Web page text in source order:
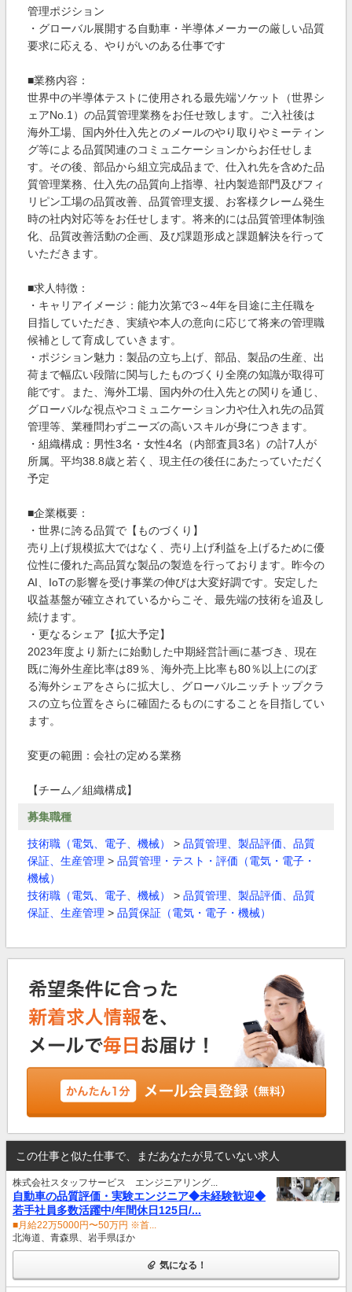
管理ポジション
・グローバル展開する自動車・半導体メーカーの厳しい品質
要求に応える、やりがいのある仕事です
■業務内容：
世界中の半導体テストに使用される最先端ソケット（世界シ
ェアNo.1）の品質管理業務をお任せ致します。ご入社後は
海外工場、国内外仕入先とのメールのやり取りやミーティン
グ等による品質関連のコミュニケーションからお任せしま
す。その後、部品から組立完成品まで、仕入れ先を含めた品
質管理業務、仕入先の品質向上指導、社内製造部門及びフィ
リピン工場の品質改善、品質管理支援、お客様クレーム発生
時の社内対応等をお任せします。将来的には品質管理体制強
化、品質改善活動の企画、及び課題形成と課題解決を行って
いただきます。
■求人特徴：
・キャリアイメージ：能力次第で3～4年を目途に主任職を
目指していただき、実績や本人の意向に応じて将来の管理職
候補として育成していきます。
・ポジション魅力：製品の立ち上げ、部品、製品の生産、出
荷まで幅広い段階に関与したものづくり全廃の知識が取得可
能です。また、海外工場、国内外の仕入先との関りを通じ、
グローバルな視点やコミュニケーション力や仕入れ先の品質
管理等、業種問わずニーズの高いスキルが身につきます。
・組織構成：男性3名・女性4名（内部査員3名）の計7人が
所属。平均38.8歳と若く、現主任の後任にあたっていただく
予定
■企業概要：
・世界に誇る品質で【ものづくり】
売り上げ規模拡大ではなく、売り上げ利益を上げるために優
位性に優れた高品質な製品の製造を行っております。昨今の
AI、IoTの影響を受け事業の伸びは大変好調です。安定した
収益基盤が確立されているからこそ、最先端の技術を追及し
続けます。
・更なるシェア【拡大予定】
2023年度より新たに始動した中期経営計画に基づき、現在
既に海外生産比率は89％、海外売上比率も80％以上にのぼ
る海外シェアをさらに拡大し、グローバルニッチトップクラ
スの立ち位置をさらに確固たるものにすることを目指してい
ます。
変更の範囲：会社の定める業務
【チーム／組織構成】
募集職種
技術職（電気、電子、機械） > 品質管理、製品評価、品質
保証、生産管理 > 品質管理・テスト・評価（電気・電子・
機械）
技術職（電気、電子、機械）
> 品質管理、製品評価、品質
保証、生産管理 > 品質保証（電気・電子・機械）
この仕事と似た仕事で、まだあなたが見ていない求人
株式会社スタッフサービス エンジニアリング...
自動車の品質評価・実験エンジニア◆未経験歓迎◆
若手社員多数活躍中/年間休日125日/...
■月給22万5000円〜50万円 ※首...
北海道、青森県、岩手県ほか
気になる！